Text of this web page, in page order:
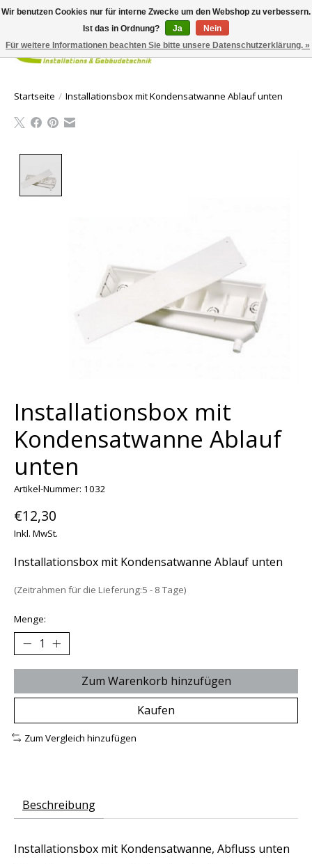
Ihr
Startseite / Installationsbox mit Kondensatwanne Ablauf unten
Installationsbox mit
Kondensatwanne Ablauf
unten
Artikel-Nummer: 1032
€12,30
Inkl. MwSt.
Installationsbox mit Kondensatwanne Ablauf unten
(Zeitrahmen für die Lieferung:5 - 8 Tage)
Menge:
Zum Warenkorb hinzufügen
Kaufen
Zum Vergleich hinzufügen
Beschreibung
Installationsbox mit Kondensatwanne, Abfluss unten
Wir benutzen Cookies nur für interne Zwecke um den Webshop zu verbessern.
Ist das in Ordnung?
Ja
Nein
Für weitere Informationen beachten Sie bitte unsere Datenschutzerklärung. »